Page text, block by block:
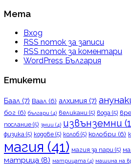
Мета
Вход
RSS поток за записи
RSS поток за коментари
WordPress България
Етикети
Баал (7) Ваал (6) алхимия (7)
бог (6) българи (4) великани (5) вода (5)
послание (5) змии (4) извънземни
физика (5) кодове (5) колоб (5) колобри (6)
магия (41) магия за пари (5)
матрица (8) матрицата (4) машина на